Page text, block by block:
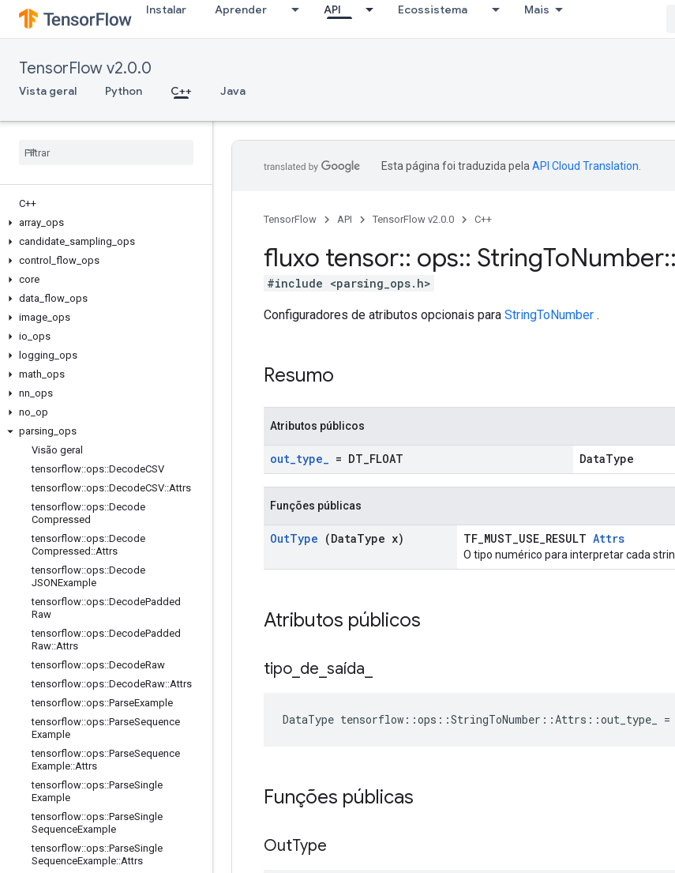
Instalar Aprender API Ecossistema Mais
TensorFlow v2.0.0
Vista geral Python C++ Java
C++
array ops
candidate sampling ops
control
flow ops
core
data flow ops
image ops
io ops
logging ops
math ops
nn ops
no op
parsing ops
Visão geral
tensorflow::ops::DecodeCSV
tensorflow::ops::DecodeCSV::Attrs
tensorflow::ops::Decode
Compressed
tensorflow::ops::Decode
Compressed ::Attrs
tensorflow::ops::Decode
JSONExample
tensorflow::ops::DecodePadded
Raw
tensorflow::ops::DecodePadded
Raw::Attrs
tensorflow::ops::DecodeRaw
tensorflow::ops::DecodeRaw::Attrs
tensorflow::ops::ParseExample
tensorflow::ops::ParseSequence
Example
tensorflow::ops::ParseSequence
Example::Attrs
tensorflow::ops::ParseSingle
Example
tensorflow::ops::ParseSingle
SequenceExample
tensorflow::ops::ParseSingle
SequenceExample::Attrs
Esta página foi traduzida pela API Cloud Translation
TensorFlow API TensorFlow v2.0.0 C++
fluxo tensor:: ops:: StringToNumber::
#include <parsing_ops.h>
Configuradores de atributos opcionais para StringToNumber .
Resumo
Atributos públicos
out_type_ = DT FLOAT DataType
Funções públicas
OutType (DataType x) TF_MUST_USE_RESULT Attrs
O tipo numérico para interpretar cada
Atributos públicos
tipo de saída
DataType tensorflow ::ops ::StringToNumber ::Attrs ::out_type_ =
Funções públicas
OutType